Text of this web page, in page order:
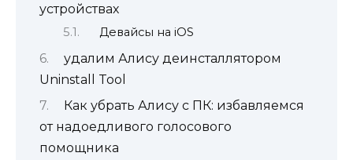
устройствах
Девайсы на iOS
удалим Алису деинсталлятором
Uninstall Tool
Как убрать Алису с ПК: избавляемся
от надоедливого голосового
помощника